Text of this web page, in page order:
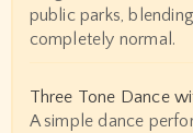
public parks,
completely normal.
Three Tone Dance
A simple dance